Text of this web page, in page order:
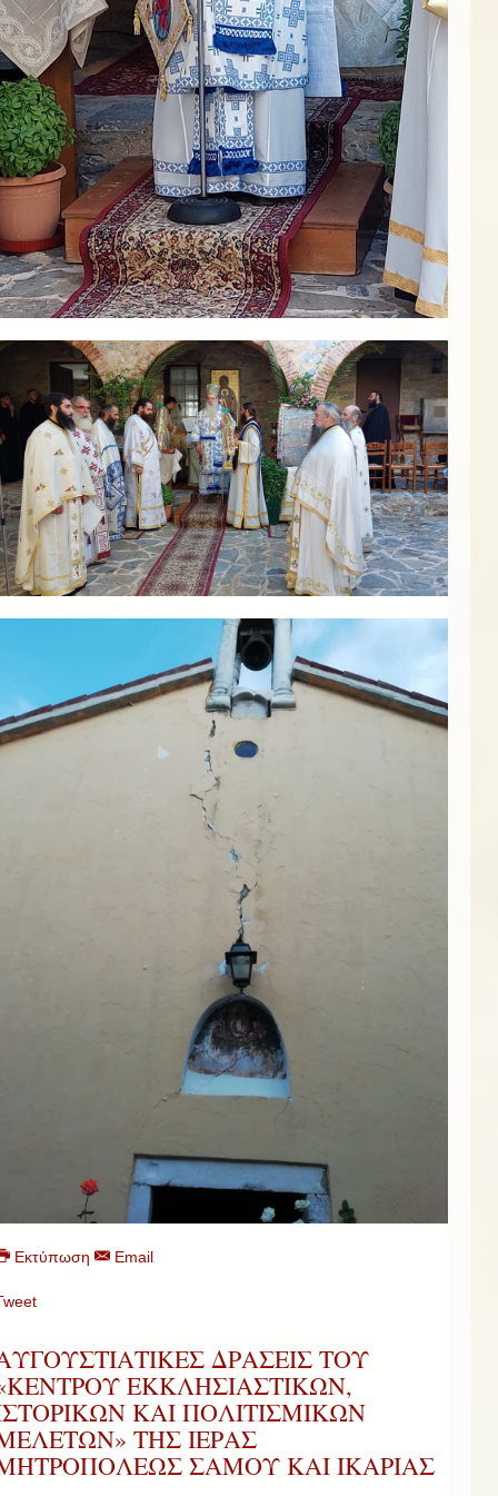
Εκτύπωση Email
ΔΡΑΣΕΙΣ ΤΟΥ
ΕΚΚΛΗΣΙΑΣΤΙΚΩΝ,
ΚΑΙ ΠΟΛΙΤΙΣΜΙΚΩΝ
ΤΗΣ ΙΕΡΑΣ
ΣΑΜΟΥ ΚΑΙ ΙΚΑΡΙΑΣ